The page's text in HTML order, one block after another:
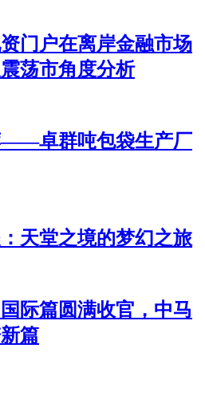
门户在离岸金融市场
荡市角度分析
——卓群吨包袋生产厂
天堂之境的梦幻之旅
国际篇圆满收官，中马
篇